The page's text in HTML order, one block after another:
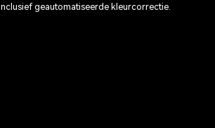
geautomatiseerde kleurcorrectie.